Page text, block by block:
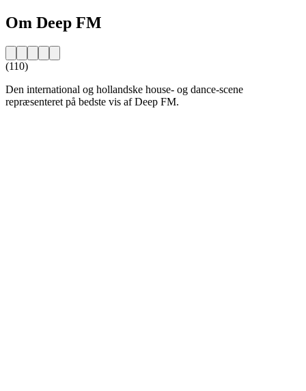
Om Deep FM
(110)
Den international og hollandske house- og dance-scene
repræsenteret på bedste vis af Deep FM.